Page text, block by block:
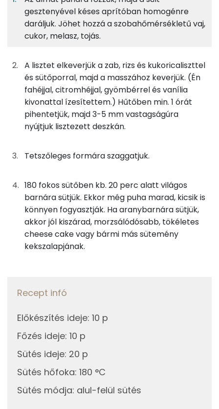
Fehérje
Szénhidrát
Zsír
13g gesztenye
13g nádcukor
48 kcal
5gtojás
6 kcal
3g melasz
10 kcal
7gvaj
31galma
teljeskiőrlésű tönkölybúza liszt
kcal
4gzabliszt
17 kcal
4grizsliszt
15 kcal
0g
1g citromhéj
0g vanília kivonat
adagban
adagban
grammban
4%
47%
TOP ásványi anyagok
Foszfor
Magnézium
Kálcium
Nátrium
TOP vitaminok
Kolin:
C vitamin:
Tiamin - B1 vitamin:
Fehérje
Összesen
Zsír
gesztenyével késes aprítóban homogénre
daráljuk. Jöhet hozzá a szobahőmérsékletű vaj,
cukor, melasz, tojás.
A lisztet elkeverjük a zab, rizs és kukoricaliszttel
és sütőporral, majd a masszához keverjük. (Én
fahéjjal, citromhéjjal, gyömbérrel és vanília
kivonattal ízesítettem.) Hűtőben min. 1 órát
pihentetjük, majd 3-5 mm vastagságúra
nyújtjuk lisztezett deszkán.
Tetszőleges formára szaggatjuk.
180 fokos sütőben kb. 20 perc alatt világos
barnára sütjük. Ekkor még puha marad, kicsik is
könnyen fogyasztják. Ha aranybarnára sütjük,
akkor jól kiszárad, morzsálódósabb, tökéletes
cheese cake vagy bármi más sütemény
kekszalapjának.
Recept infó
Előkészítés ideje: 10 p
Főzés ideje: 10 p
Sütés ideje: 20 p
Sütés hőfoka: 180 °C
Sütés módja: alul-felül sütés